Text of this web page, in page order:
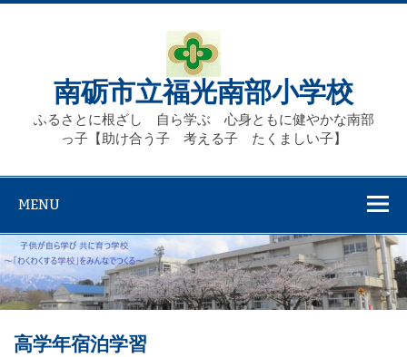
Skip
南砺市立福光南部小学校
ふるさとに根ざし 自ら学ぶ 心身ともに健やかな南部
っ子【助け合う子 考える子 たくましい子】
MENU
高学年宿泊学習